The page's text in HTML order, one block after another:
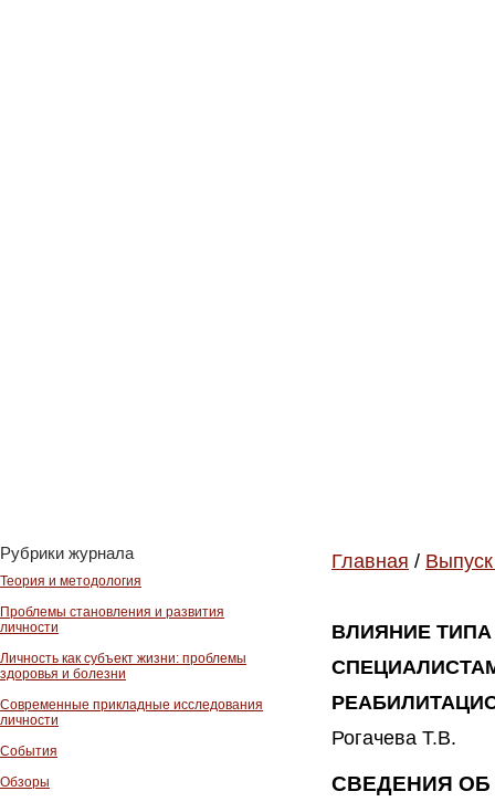
Рубрики журнала
Теория и методология
Проблемы становления и развития
личности
Личность как субъект жизни: проблемы
здоровья и болезни
Современные прикладные исследования
личности
События
Обзоры
Главная /
ВЛИЯНИЕ
Рогачева Т.В.
СВЕДЕНИЯ ОБ